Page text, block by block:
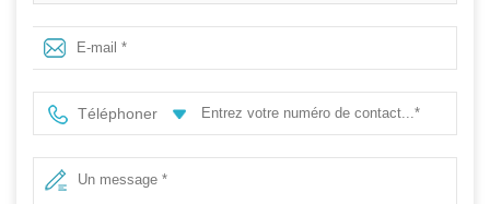
Anti-crevaison en cuir véritable avec bout en fibre de
verre pour hommes
Téléphoner